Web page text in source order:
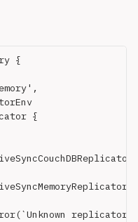
{
{
replicator